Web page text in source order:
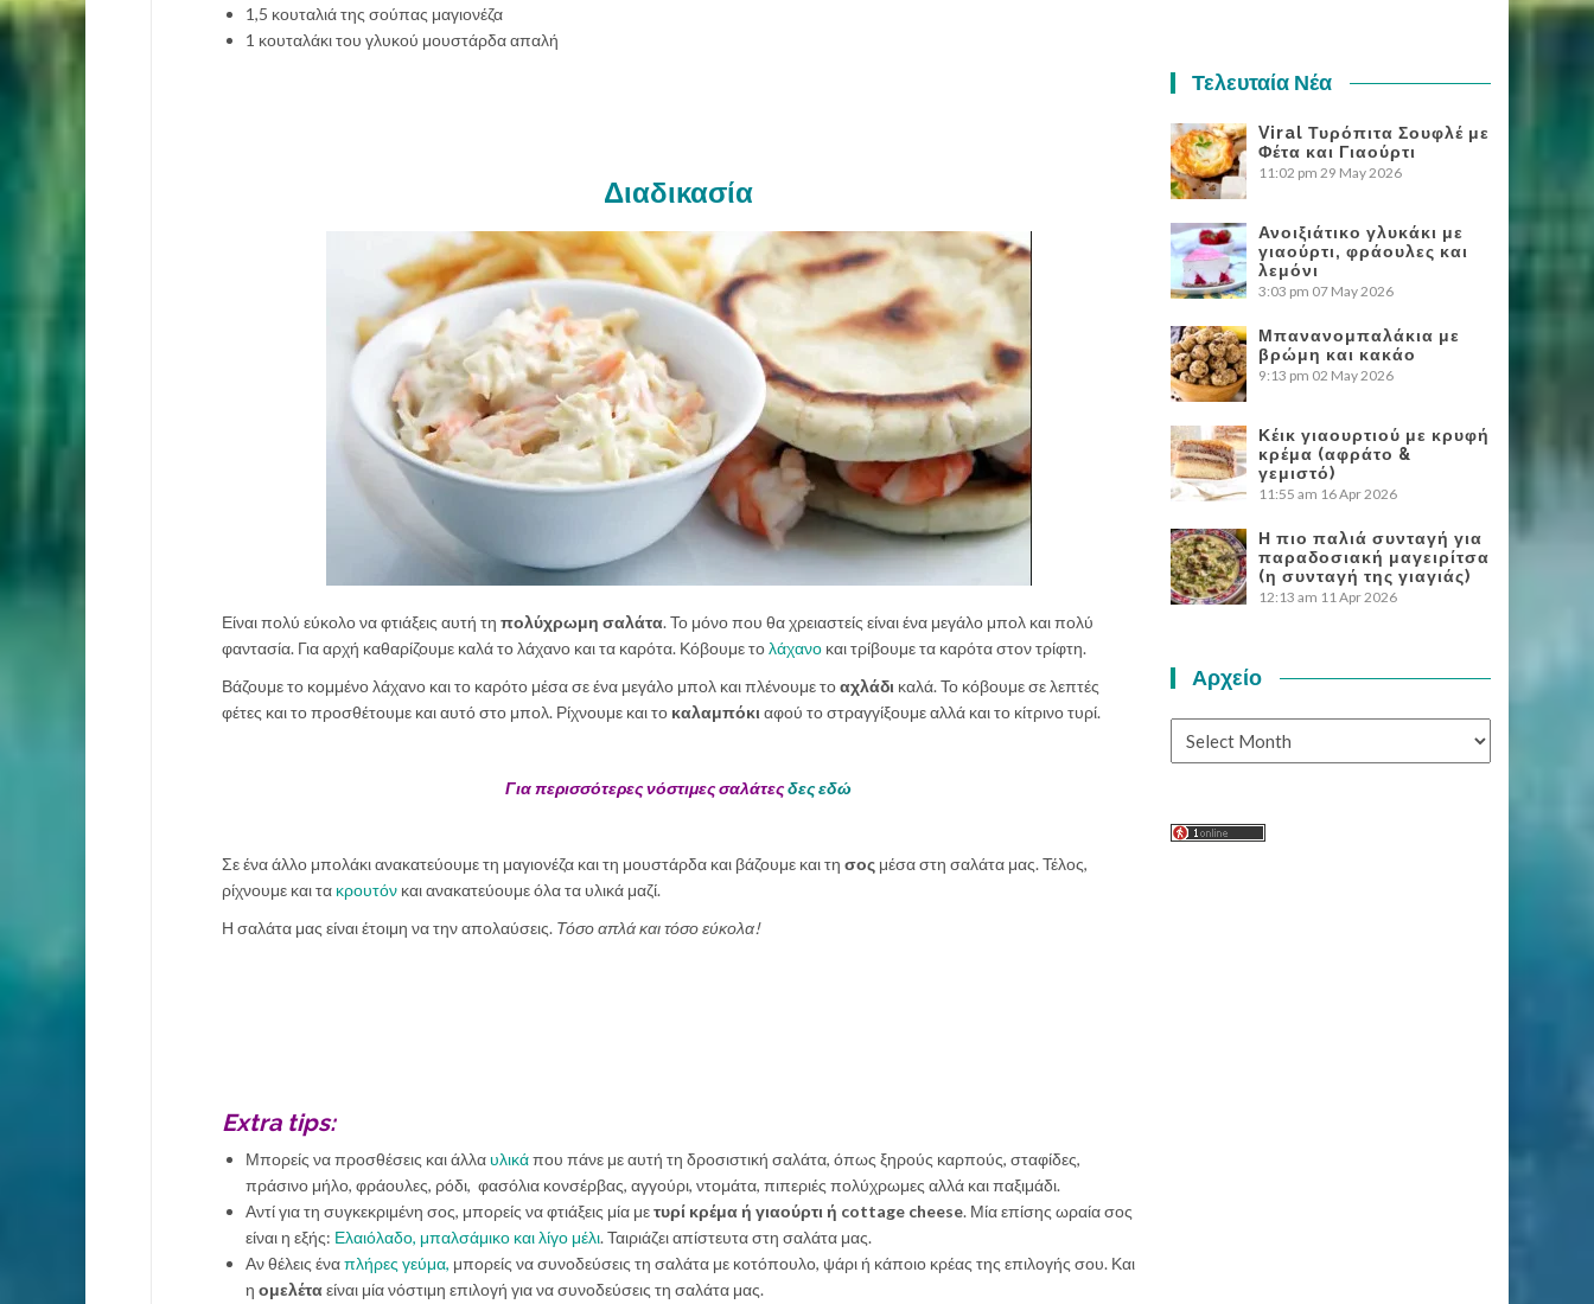
1,5 κουταλιά της σούπας μαγιονέζα
1 κουταλάκι του γλυκού μουστάρδα απαλή
Διαδικασία
Είναι πολύ εύκολο να φτιάξεις αυτή τη πολύχρωμη σαλάτα. Το μόνο που θα χρειαστείς είναι ένα μεγάλο μπολ και πολύ
φαντασία. Για αρχή καθαρίζουμε καλά το λάχανο και τα καρότα. Κόβουμε τολάχανο και τρίβουμε τα καρότα στον τρίφτη.
Βάζουμε το κομμένο λάχανο και το καρότο μέσα σε ένα μεγάλο μπολ και πλένουμε τοαχλάδι καλά. Το κόβουμε σε λεπτές
φέτες και το προσθέτουμε και αυτό στο μπολ. Ρίχνουμε και το καλαμπόκι αφού το στραγγίξουμε αλλά και το κίτρινο τυρί.
Για περισσότερες νόστιμες σαλάτεςδες εδώ
Σε ένα άλλο μπολάκι ανακατεύουμε τη μαγιονέζα και τη μουστάρδα και βάζουμε και τη σος μέσα στη σαλάτα μας. Τέλος,
ρίχνουμε και τα κρουτόν και ανακατεύουμε όλα τα υλικά μαζί.
Η σαλάτα μας είναι έτοιμη να την απολαύσεις. Τόσο απλά και τόσο εύκολα!
Extra tips:
Μπορείς να προσθέσεις και άλλαυλικάπου πάνε με αυτή τη δροσιστική σαλάτα, όπως ξηρούς καρπούς, σταφίδες,
πράσινο μήλο, φράουλες, ρόδι, φασόλια κονσέρβας, αγγούρι, ντομάτα, πιπεριές πολύχρωμες αλλά και παξιμάδι.
Αντί για τη συγκεκριμένη σος, μπορείς να φτιάξεις μία μετυρί κρέμα ή γιαούρτι ή cottage cheese. Μία επίσης ωραία σος
είναι η εξής: Ελαιόλαδο, μπαλσάμικο και λίγο μέλι. Ταιριάζει απίστευτα στη σαλάτα μας.
Αν θέλεις έναπλήρες γεύμα, μπορείς να συνοδεύσεις τη σαλάτα με κοτόπουλο, ψάρι ή κάποιο κρέας της επιλογής σου. Και
η ομελέταείναι μία νόστιμη επιλογή για να συνοδεύσεις τη σαλάτα μας.
Τελευταία Νέα
Viral Τυρόπιτα Σουφλέ με
Φέτα και Γιαούρτι
11:02 pm 29 May 2026
Ανοιξιάτικο γλυκάκι με
γιαούρτι, φράουλες και
λεμόνι
3:03 pm 07 May 2026
Μπανανομπαλάκια με
βρώμη και κακάο
9:13 pm 02 May 2026
Κέικ γιαουρτιού με κρυφή
κρέμα (αφράτο &
γεμιστό)
11:55 am 16 Apr 2026
Η πιο παλιά συνταγή για
παραδοσιακή μαγειρίτσα
(η συνταγή της γιαγιάς)
12:13 am 11 Apr 2026
Αρχείο